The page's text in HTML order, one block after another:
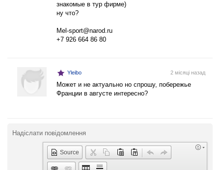
знакомые в тур фирме)
ну что?
Mel-sport@narod.ru
+7 926 664 86 80
Yleibo 2 місяці назад
Может и не актуально но спрошу, побережье
Франции в августе интересно?
Надіслати повідомлення
Source